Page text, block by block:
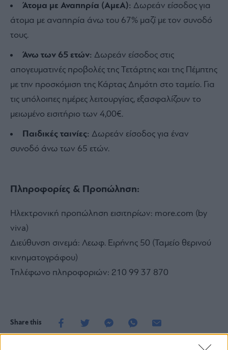
Άτομα με Αναπηρία (ΑμεΑ): Δωρεάν είσοδος για
άτομα με αναπηρία άνω του 67% μαζί με τον συνοδό
τους.
Άνω των 65 ετών: Δωρεάν είσοδος στις
απογευματινές προβολές της Τετάρτης και της Πέμπτης
με την προσκόμιση της Κάρτας Δημότη στο ταμείο. Για
τις υπόλοιπες ημέρες λειτουργίας, εξασφαλίζουν το
μειωμένο εισιτήριο των 4,00€.
Παιδικές ταινίες: Δωρεάν είσοδος για έναν
συνοδό άνω των 65 ετών.
Πληροφορίες & Προπώληση:
Ηλεκτρονική προπώληση εισιτηρίων: more.com (by
viva)
Διεύθυνση σινεμά: Λεωφ. Ειρήνης 50 (Ταμείο θερινού
κινηματογράφου)
Τηλέφωνο πληροφοριών: 210 99 37 870
Share this